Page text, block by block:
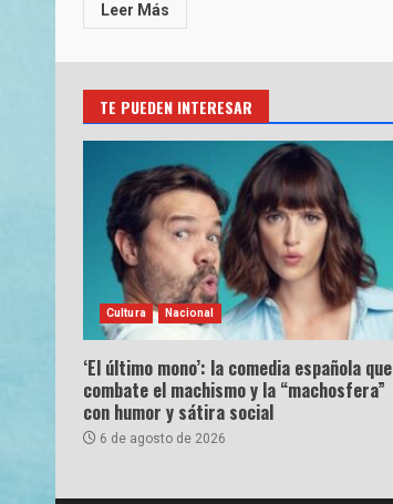
Leer Más
TE PUEDEN INTERESAR
Cultura Nacional
‘El último mono’: la comedia española que
combate el machismo y la “machosfera”
con humor y sátira social
6 de agosto de 2026